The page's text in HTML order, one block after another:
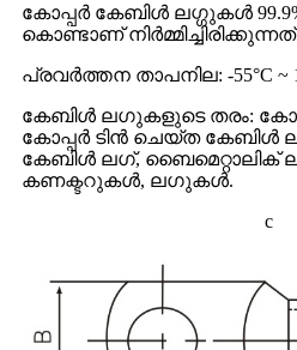
കോപ്പർ കേബിൾ ലഗ്ഗുകൾ
കൊണ്ടാണ്
പ്രവർത്തന താപനില: -55°C ~
കേബിൾ ലഗുകളുടെ തരം:
കോപ്പർ ടിൻ ചെയ്ത കേബിൾ
കേബിൾ ലഗ്, ബൈമെറ്റാലിക്
കണക്ടറുകൾ, ലഗുകൾ.
c